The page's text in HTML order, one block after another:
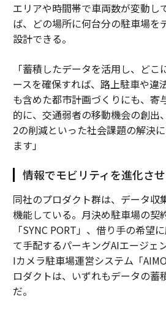
エリアや時間帯で車両数が変動し
ば、どの場所に何台分の駐車場を
設計できる。
「蓄積したデータを活用し、ど
ースを確保すれば、路上駐車や違
も含めた都市計画づくりにも、寄
的に、交通弱者の移動機会の創出
2の削減といった社会課題の解決
ます」
情報でモビリティを進化さ
同社のプロダクト群は、データ収
機能している。月決め駐車場の契
「SYNC PORT」、借り手の希望
て手配するパーキングAIエージェ
Iカメラ駐車場運営システム「
ロダクトは、いずれもデータの蓄
だ。